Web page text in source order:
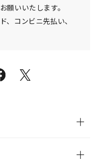
願いいたします。
コンビニ先払い、